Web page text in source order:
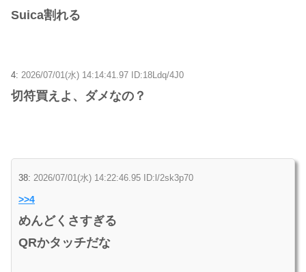
Suica割れる
4: 2026/07/01(水) 14:14:41.97 ID:18Ldq/4J0
切符買えよ、ダメなの？
38: 2026/07/01(水) 14:22:46.95 ID:l/2sk3p70
>>4
めんどくさすぎる
QRかタッチだな